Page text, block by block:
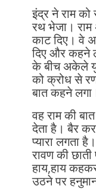
इंद्र ने राम
रथ भेजा। राम
काट दिए। वे
दिए और कहने
के बीच अकेले
को क्रोध से
बात कहने
वह राम की
देता है। बैर
प्यारा लगता
रावण की
हाय,हाय
उठने पर